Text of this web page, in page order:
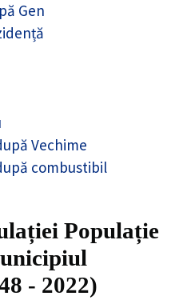
Gen
Vechime
combustibil
Populație
- 2022)